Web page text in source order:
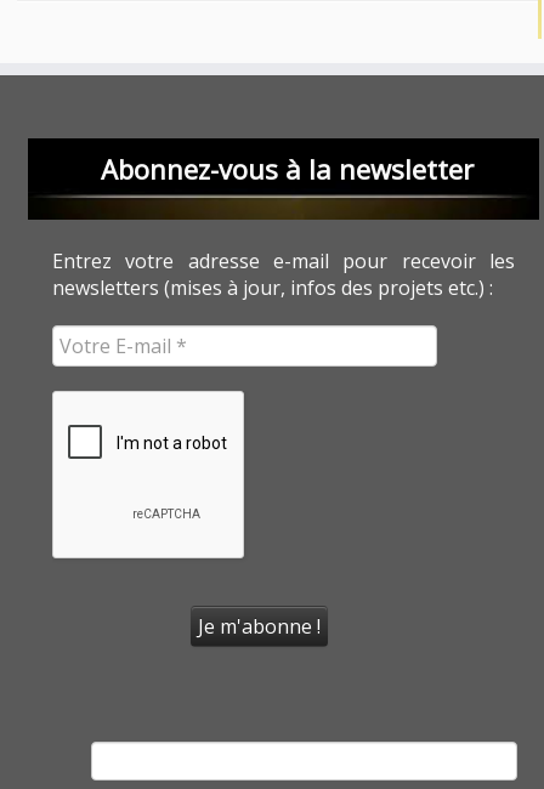
Abonnez-vous à la newsletter
Entrez votre adresse e-mail pour recevoir les
newsletters (mises à jour, infos des projets etc.) :